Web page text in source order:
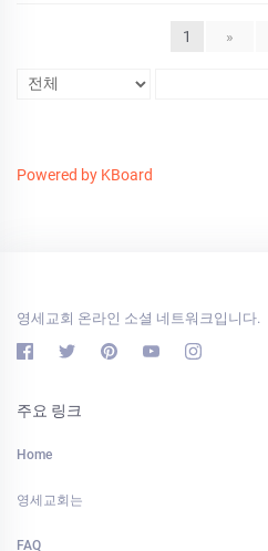
1 »
Powered by KBoard
영세교회 온라인 소셜 네트워크입니다.
주요 링크
Home
영세교회는
FAQ